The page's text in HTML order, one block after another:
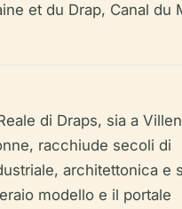
et du Drap, Canal du
di Draps, sia a
racchiude secoli di
architettonica e
modello e il portale